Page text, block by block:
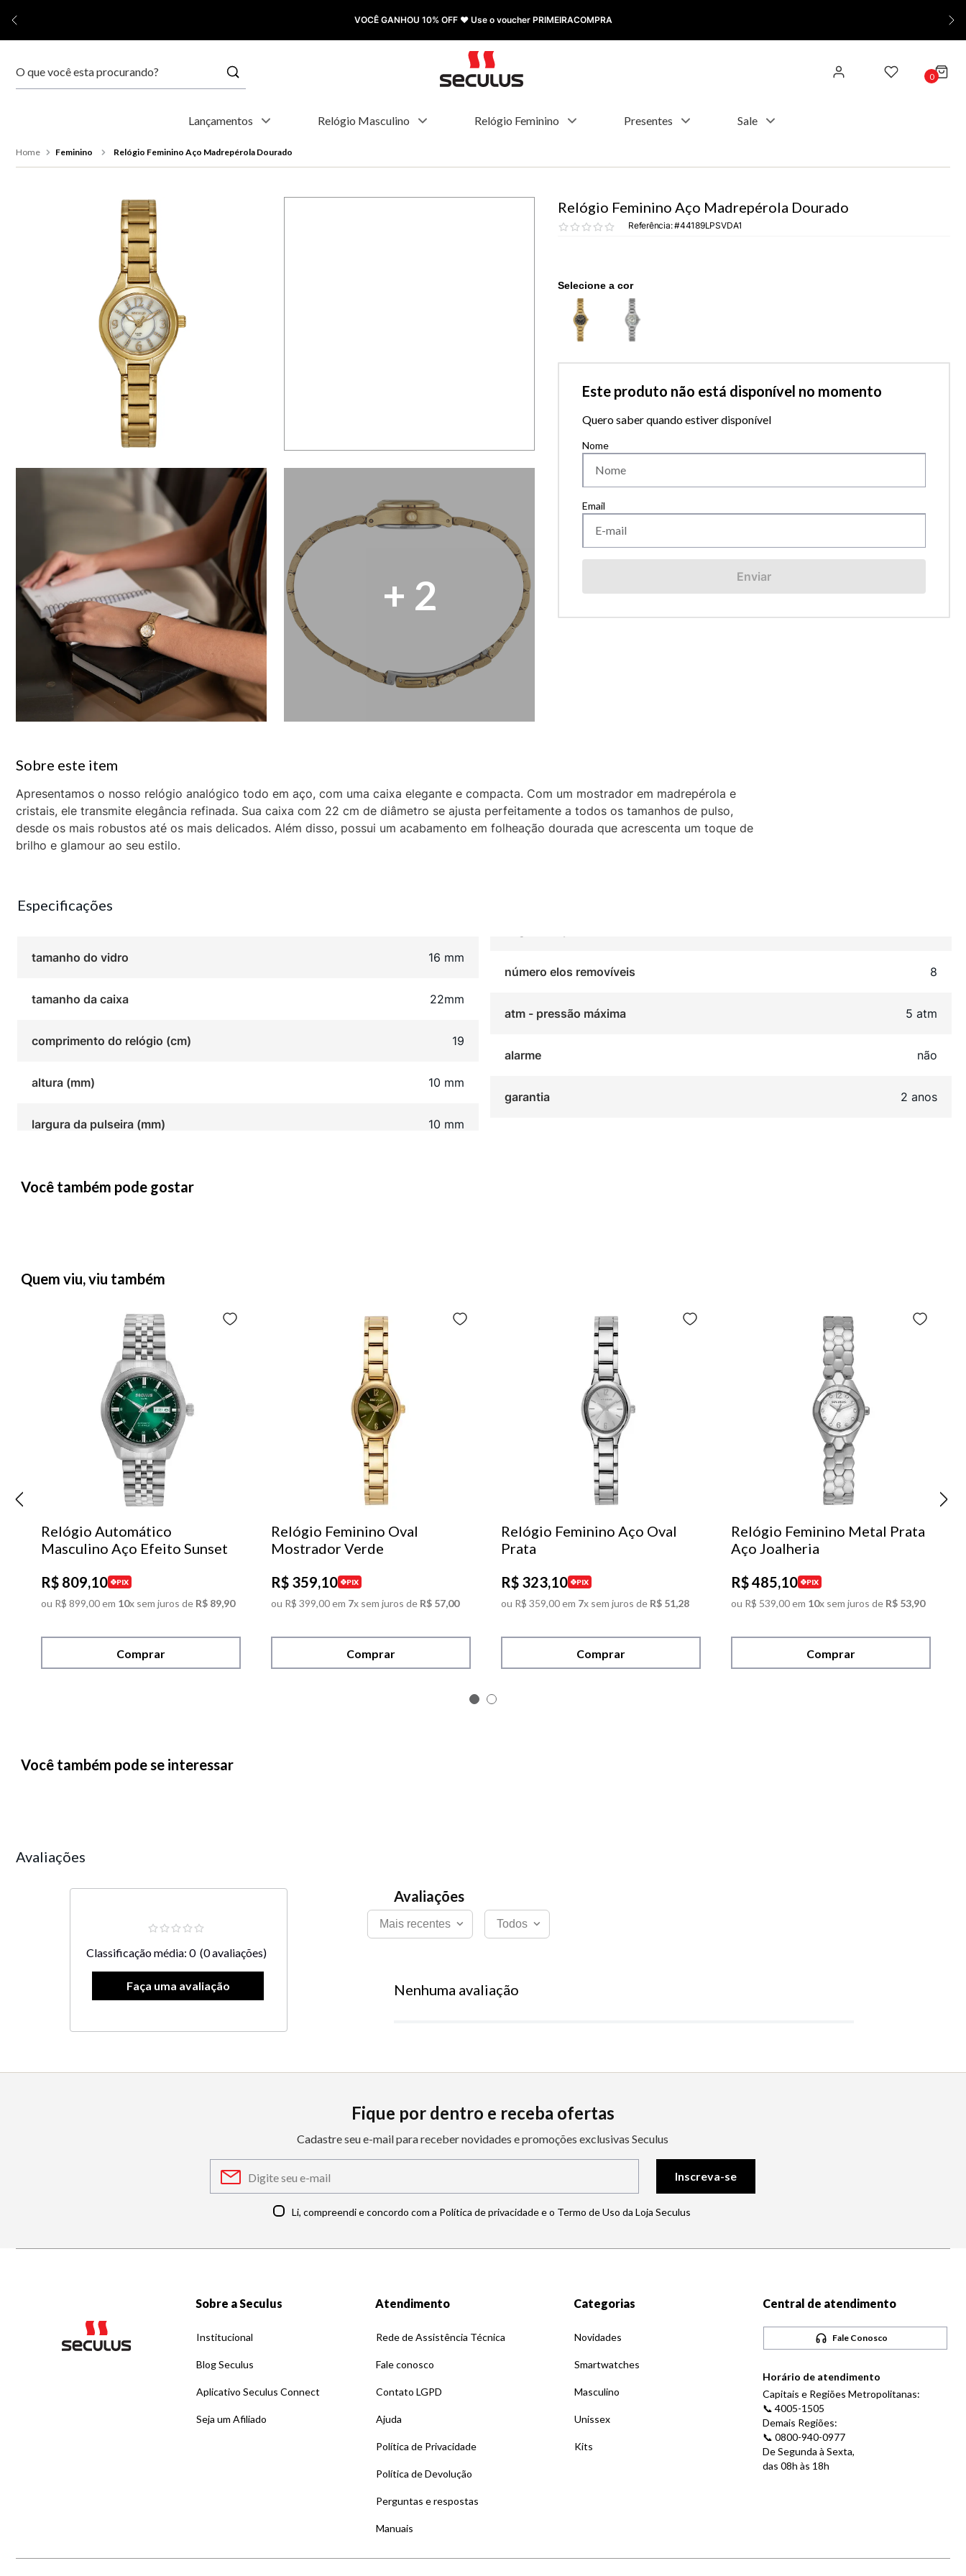
FRETE GRÁTIS à partir de R$ 499,00
0
Lançamentos Relógio Masculino Relógio Feminino Presentes Sale
Feminino Relógio Feminino Aço Madrepérola Dourado
+ 2
Relógio Feminino Aço Madrepérola Dourado
Referência: 44189LPSVDA1
Este produto não está disponível no momento
Quero saber quando estiver disponível
Enviar
Apresentamos o nosso relógio analógico todo em aço, com uma caixa elegante e compacta. Com um mostrador em madrepérola e
cristais, ele transmite elegância refinada. Sua caixa com 22 cm de diâmetro se ajusta perfeitamente a todos os tamanhos de pulso,
desde os mais robustos até os mais delicados. Além disso, possui um acabamento em folheação dourada que acrescenta um toque de
brilho e glamour ao seu estilo.
Especificações
tamanho do vidro 16 mm
tamanho da caixa 22mm
comprimento do relógio (cm) 19
altura (mm) 10 mm
largura da pulseira (mm) 10 mm
número elos removíveis 8
atm - pressão máxima 5 atm
alarme não
garantia 2 anos
Você também pode gostar
Quem viu, viu também
Relógio Automático
Masculino Aço Efeito Sunset
R$ 809,10 PIX
ou R$ 899,00em 10x sem juros de R$ 89,90
Comprar
Relógio Feminino Oval
Mostrador Verde
R$ 359,10 PIX
ou R$ 399,00em 7x sem juros de R$ 57,00
Comprar
Relógio Feminino Aço Oval
Prata
R$ 323,10 PIX
ou R$ 359,00em 7x sem juros de R$ 51,28
Comprar
Relógio Feminino Metal Prata
Aço Joalheria
R$485,10 PIX
ou R$ 539,00em 10x sem juros de R$ 53,90
Comprar
Você também pode se interessar
Avaliações
Classificação média: 0 (0 avaliações)
Mais recentes Todos
Nenhuma avaliação
Fique por dentro e receba ofertas
Cadastre seu e-mail para receber novidades e promoções exclusivas Seculus
Inscreva-se
Li, compreendi e concordo com a Política de privacidade e o Termo de Uso da Loja Seculus
Sobre a Seculus
Institucional
Blog Seculus
Aplicativo Seculus Connect
Seja um Afiliado
Atendimento
Rede de Assistência Técnica
Fale conosco
Contato LGPD
Ajuda
Política de Privacidade
Política de Devolução
Perguntas e respostas
Manuais
Categorias
Novidades
Smartwatches
Masculino
Unissex
Kits
Central de atendimento
Fale Conosco
Horário de atendimento
Capitais e Regiões Metropolitanas:
📞 4005-1505
Demais Regiões:
📞 0800-940-0977
De Segunda à Sexta,
das 08h às 18h
1 º kyoto
relógio masculino
automático
dourado
relógio feminino rose
9º quadrado